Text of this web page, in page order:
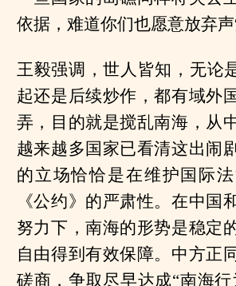
依据，难道你们也愿意放弃声
王毅强调，世人皆知，无论
起还是后续炒作，都有域外
弄，目的就是搅乱南海，从
越来越多国家已看清这出闹
的立场恰恰是在维护国际
《公约》的严肃性。在中国
努力下，南海的形势是稳定
自由得到有效保障。中方正
磋商，争取尽早达成“南海